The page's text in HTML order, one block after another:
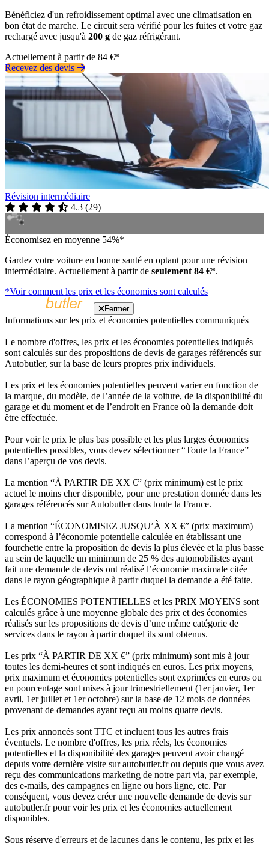
Bénéficiez d'un refroidissement optimal avec une climatisation en
bon état de marche. Le circuit sera vérifié pour les fuites et votre gaz
rechargé avec jusqu'à 200 g de gaz réfrigérant.
Actuellement à partir de 84 €*
Recevez des devis
Révision intermédiaire
4.3 (29)
Économisez en moyenne 54%*
Gardez votre voiture en bonne santé en optant pour une révision
intermédiaire. Actuellement à partir de seulement 84 €*.
*Voir comment les prix et les économies sont calculés
Fermer
Informations sur les prix et économies potentielles communiqués
Le nombre d'offres, les prix et les économies potentielles indiqués
sont calculés sur des propositions de devis de garages référencés sur
Autobutler, sur la base de leurs propres prix individuels.
Les prix et les économies potentielles peuvent varier en fonction de
la marque, du modèle, de l’année de la voiture, de la disponibilité du
garage et du moment et de l’endroit en France où la demande doit
être effectuée.
Pour voir le prix le plus bas possible et les plus larges économies
potentielles possibles, vous devez sélectionner “Toute la France”
dans l’aperçu de vos devis.
La mention “À PARTIR DE XX €” (prix minimum) est le prix
actuel le moins cher disponible, pour une prestation donnée dans les
garages référencés sur Autobutler dans toute la France.
La mention “ÉCONOMISEZ JUSQU’À XX €” (prix maximum)
correspond à l’économie potentielle calculée en établissant une
fourchette entre la proposition de devis la plus élevée et la plus basse
au sein de laquelle un minimum de 25 % des automobilistes ayant
fait une demande de devis ont réalisé l’économie maximale citée
dans le rayon géographique à partir duquel la demande a été faite.
Les ÉCONOMIES POTENTIELLES et les PRIX MOYENS sont
calculés grâce à une moyenne globale des prix et des économies
réalisés sur les propositions de devis d’une même catégorie de
services dans le rayon à partir duquel ils sont obtenus.
Les prix “À PARTIR DE XX €” (prix minimum) sont mis à jour
toutes les demi-heures et sont indiqués en euros. Les prix moyens,
prix maximum et économies potentielles sont exprimées en euros ou
en pourcentage sont mises à jour trimestriellement (1er janvier, 1er
avril, 1er juillet et 1er octobre) sur la base de 12 mois de données
provenant de demandes ayant reçu au moins quatre devis.
Les prix annoncés sont TTC et incluent tous les autres frais
éventuels. Le nombre d'offres, les prix réels, les économies
potentielles et la disponibilité des garages peuvent avoir changé
depuis votre dernière visite sur autobutler.fr ou depuis que vous avez
reçu des communications marketing de notre part via, par exemple,
des e-mails, des campagnes en ligne ou hors ligne, etc. Par
conséquent, vous devez créer une nouvelle demande de devis sur
autobutler.fr pour voir les prix et les économies actuellement
disponibles.
Sous réserve d'erreurs et de lacunes dans le contenu, les prix et les